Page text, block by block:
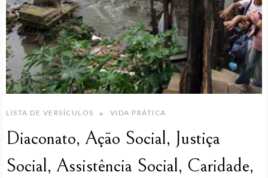
LISTA DE VERSÍCULOS VIDA PRÁTICA
Diaconato, Ação Social, Justiça
Social, Assistência Social, Caridade,